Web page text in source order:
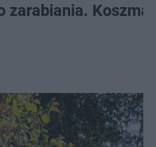
zarabiania.